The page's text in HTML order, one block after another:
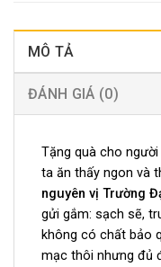
MÔ TẢ
ĐÁNH GIÁ (0)
Tặng quà cho
ta ăn thấy ngon và
nguyên vị Trường
gửi gắm: sạch sẽ,
không có chất bảo
mạc thôi nhưng đủ